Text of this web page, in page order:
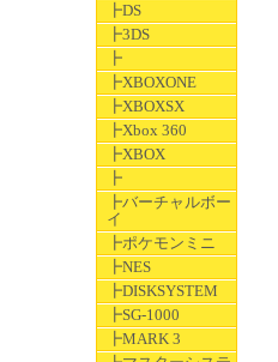
┣DS
┣3DS
┣
┣XBOXONE
┣XBOXSX
┣Xbox 360
┣XBOX
┣
┣バーチャルボー
イ
┣ポケモンミニ
┣NES
┣DISKSYSTEM
┣SG-1000
┣MARK 3